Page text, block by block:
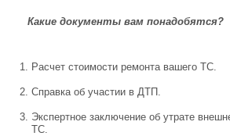
Какие документы вам понадобятся?
Расчет стоимости ремонта вашего ТС.
Справка об участии в ДТП.
Экспертное заключение об утрате
ТС.